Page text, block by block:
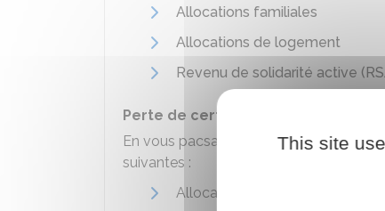
Allocations familiales
Allocations de logement
Revenu de solidarité active
Perte de certaines prestations
En vous pacsant,
vous perdez vos
suivantes :
Allocation de soutien familial
This site